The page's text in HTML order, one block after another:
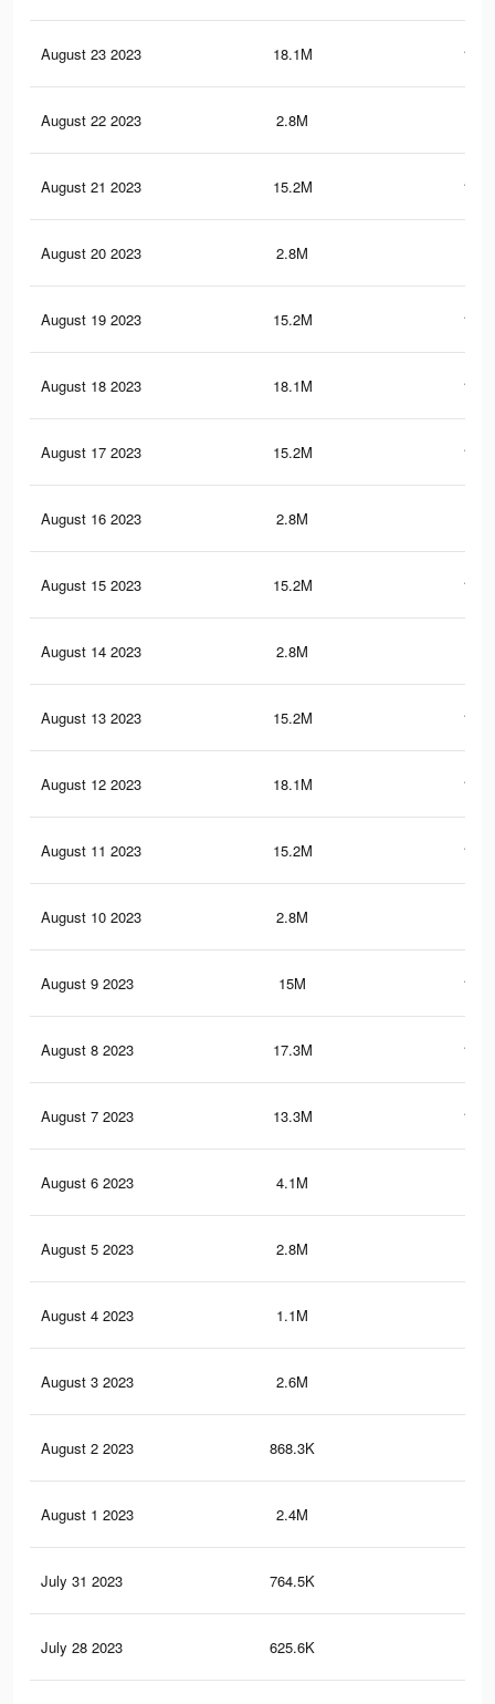
August 23 2023 18.1M
August 22 2023 2.8M
August 21 2023 15.2M
August 20 2023 2.8M
August 19 2023 15.2M
August 18 2023 18.1M
August 17 2023 15.2M
August 16 2023 2.8M
August 15 2023 15.2M
August 14 2023 2.8M
August 13 2023 15.2M
August 12 2023 18.1M
August 11 2023 15.2M
August 10 2023 2.8M
August 9 2023 15M
August 8 2023 17.3M
August 7 2023 13.3M
August 6 2023 4.1M
August 5 2023 2.8M
August 4 2023 1.1M
August 3 2023 2.6M
August 2 2023 868.3K
August 1 2023 2.4M
July 31 2023 764.5K
July 28 2023 625.6K